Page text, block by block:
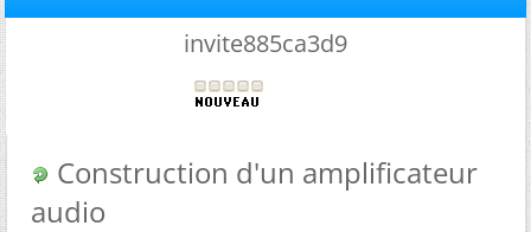
invite885ca3d9
Construction d'un amplificateur
audio